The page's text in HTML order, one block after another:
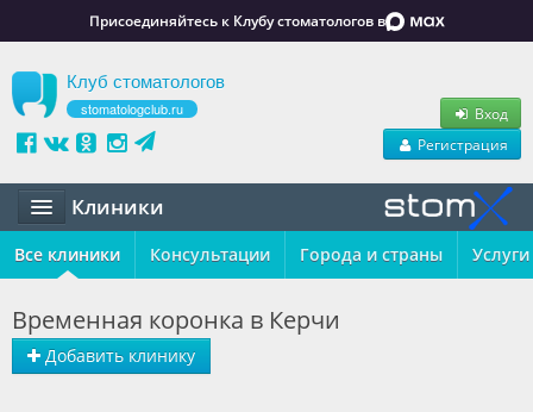
Присоединяйтесь к Клубу стоматологов в
Клуб стоматологов
stomatologclub.ru
Вход
Регистрация
Клиники
Статьи
Обучение
Все клиники Консультации Города и страны Услуги
Добавить клинику
Временная коронка в Керчи